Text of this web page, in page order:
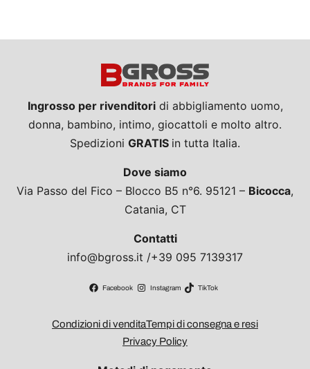
Ingrosso per rivenditoridi abbigliamento uomo,
donna, bambino, intimo, giocattoli e molto altro.
Spedizioni GRATIS in tutta Italia.
Dove siamo
Via Passo del Fico – Blocco B5 n°6. 95121 – Bicocca,
Catania, CT
Contatti
info@bgross.it /+39 095 7139317
Facebook Instagram TikTok
Condizioni di venditaTempi di consegna e resi
Privacy Policy